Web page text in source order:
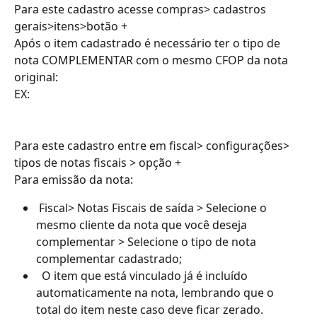
Para este cadastro acesse compras> cadastros
gerais>itens>botão +
Após o item cadastrado é necessário ter o tipo de
nota COMPLEMENTAR com o mesmo CFOP da nota
original:
EX:
Para este cadastro entre em fiscal> configurações>
tipos de notas fiscais > opção +
Para emissão da nota:
Fiscal> Notas Fiscais de saída > Selecione o
mesmo cliente da nota que você deseja
complementar > Selecione o tipo de nota
complementar cadastrado;
O item que está vinculado já é incluído
automaticamente na nota, lembrando que o
total do item neste caso deve ficar zerado.